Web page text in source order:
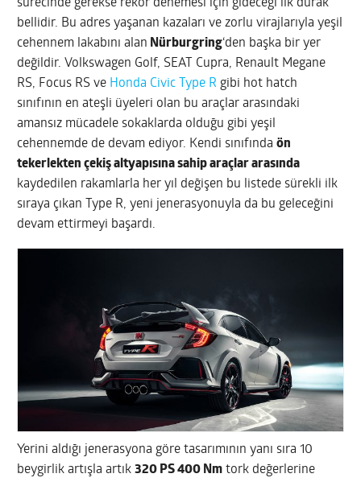
sürecinde gerekse rekor denemesi için gideceği ilk durak
bellidir. Bu adres yaşanan kazaları ve zorlu virajlarıyla yeşil
cehennem lakabını alan Nürburgring‘den başka bir yer
değildir. Volkswagen Golf, SEAT Cupra, Renault Megane
RS, Focus RS ve Honda Civic Type R gibi hot hatch
sınıfının en ateşli üyeleri olan bu araçlar arasındaki
amansız mücadele sokaklarda olduğu gibi yeşil
cehennemde de devam ediyor. Kendi sınıfındaön
tekerlekten çekiş altyapısına sahip araçlar arasında
kaydedilen rakamlarla her yıl değişen bu listede sürekli ilk
sıraya çıkan Type R, yeni jenerasyonuyla da bu geleceğini
devam ettirmeyi başardı.
Yerini aldığı jenerasyona göre tasarımının yanı sıra 10
beygirlik artışla artık320 PS 400 Nm tork değerlerine